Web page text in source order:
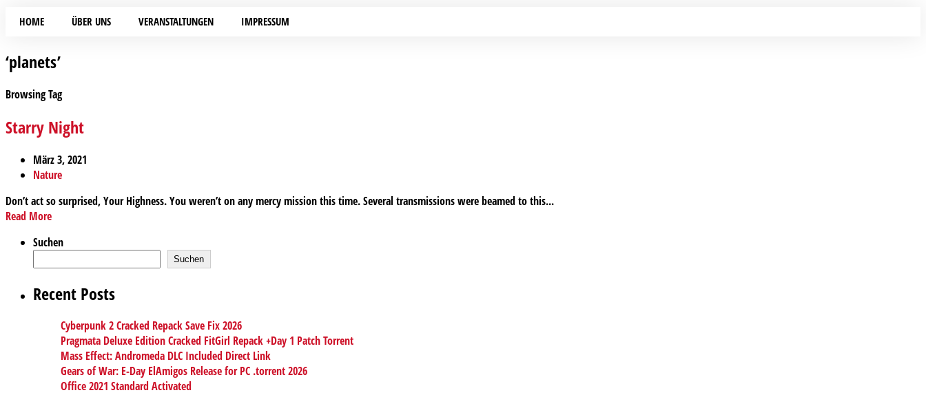
HOME ÜBER UNS VERANSTALTUNGEN IMPRESSUM
‘planets’
Browsing Tag
Starry Night
März 3, 2021
Nature
Don’t act so surprised, Your Highness. You weren’t on any mercy mission this time. Several transmissions were beamed to this...
Read More
Suchen
Suchen
Recent Posts
Cyberpunk 2 Cracked Repack Save Fix 2026
Pragmata Deluxe Edition Cracked FitGirl Repack +Day 1 Patch Torrent
Mass Effect: Andromeda DLC Included Direct Link
Gears of War: E-Day ElAmigos Release for PC .torrent 2026
Office 2021 Standard Activated